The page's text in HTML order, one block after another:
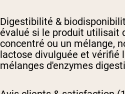
Digestibilité &
évalué si le produit utilisait
concentré ou un mélange,
lactose divulguée et vérifié
mélanges d'enzymes